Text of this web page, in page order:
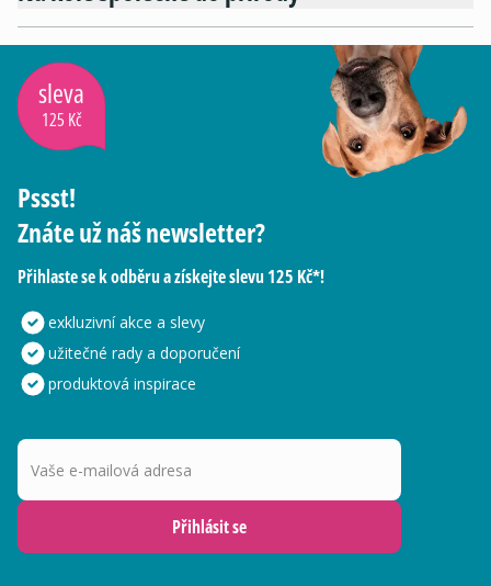
sleva
125 Kč
Pssst!
Znáte už náš newsletter?
Přihlaste se k odběru a získejte slevu 125 Kč*!
exkluzivní akce a slevy
užitečné rady a doporučení
produktová inspirace
Vaše e-mailová adresa
Přihlásit se